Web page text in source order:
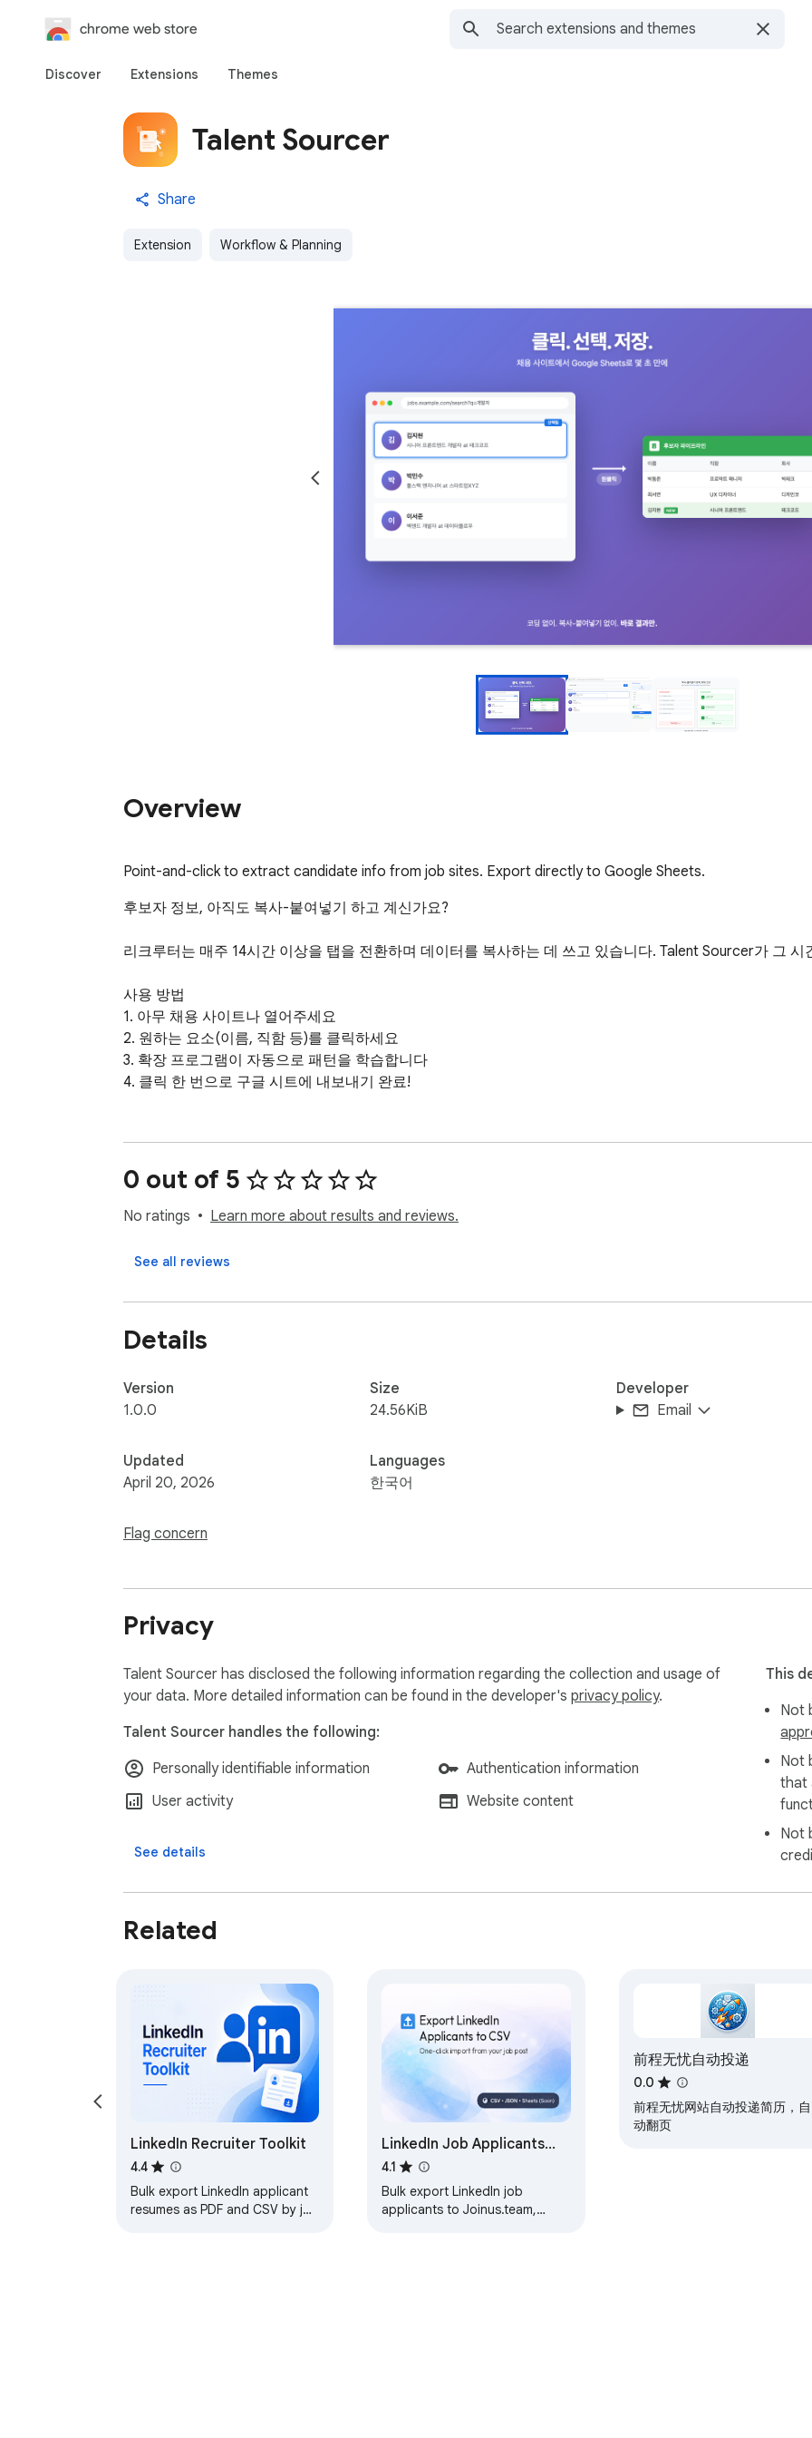
chrome web store
Discover Extensions Themes
Talent Sourcer
Share
Extension Workflow & Planning
Overview
Point-and-click to extract candidate info from job sites. Export directly to Google Sheets.
후보자 정보, 아직도 복사-붙여넣기 하고 계신가요?
리크루터는 매주 14시간 이상을 탭을 전환하며 데이터를 복사하는 데 쓰고 있습니다. Talent Sourcer가 그 시
사용 방법
1. 아무 채용 사이트나 열어주세요
2. 원하는 요소(이름, 직함 등)를 클릭하세요
3. 확장 프로그램이 자동으로 패턴을 학습합니다
4. 클릭 한 번으로 구글 시트에 내보내기 완료!
- 포인트 앤 클릭 선택 - 코딩이나 CSS 지식 필요 없음
- 스마트 패턴 학습 - 하나만 선택하면 전체를 추출
- 구글 시트 연동 - 내 스프레드시트로 바로 내보내기
- 어디서든 작동 - 채용 사이트, 회사 페이지, 인재 디렉토리
- 후보자 파이프라인을 구축하는 리크루터
- 전문 인력 데이터를 수집하는 리서처
왜 Talent Sourcer인가요?
✓ 간단함 - 클릭만 하면 끝
✓ 빠름 - 100개 프로필을 몇 분 만에 추출
✓ 투명함 - 개인정보처리방침에서 수집 항목을 확인하세요
다른 도구와 뭐가 다른가요?
- 데이터를 자체 서버에 저장하거나
Talent Sourcer는 어떤 사이트에서든 작동하고, 기술 지식이 전혀 필요 없으며, 추출된 데이터는 모두 내 구글
지원 사이트: 사람인, 잡코리아, 원티드, 로켓펀치, LinkedIn, Indeed, Glassdoor 등
시작하기
1. 확장 프로그램을 설치하세요
3. 확장 프로그램 아이콘을 클릭해 사이드 패널을 여세요
0 out of 5
No ratings Learn more about results and reviews.
See all reviews
Details
Version
1.0.0
Updated
April 20, 2026
Flag concern
Size
24.56KiB
Languages
한국어
Developer
Email
Privacy
Talent Sourcer has disclosed the following information regarding the collection and usage of
your data. More detailed information can be found in the developer's privacy policy.
Talent Sourcer handles the following:
Personally identifiable information
Authentication information
User activity
Website content
See details
This
Not
Not
that
Not
Related
LinkedIn Recruiter Toolkit
4.4
Bulk export LinkedIn applicant
resumes as PDF and CSV by job
LinkedIn Job Applicants
Exporter – Local, No Login,
CSV/Sheets
4.1
Bulk export LinkedIn job
applicants to Joinus.team,
前程无忧自动投递
0.0
前程无忧网站自动投递简历，自
动翻页